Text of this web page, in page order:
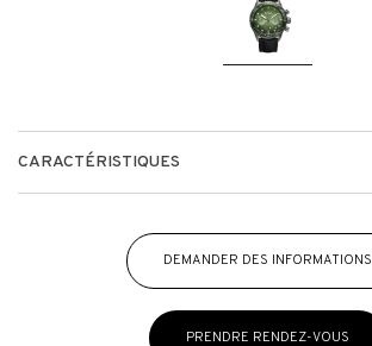
CARACTÉRISTIQUES
DEMANDER DES INFORMATIONS
PRENDRE RENDEZ-VOUS